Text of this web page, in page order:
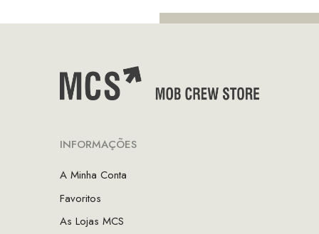
INFORMAÇÕES
A Minha Conta
Favoritos
As Lojas MCS